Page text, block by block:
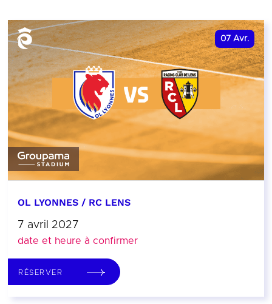
07 Avr.
OL LYONNES / RC LENS
7 avril 2027
date et heure à confirmer
RÉSERVER